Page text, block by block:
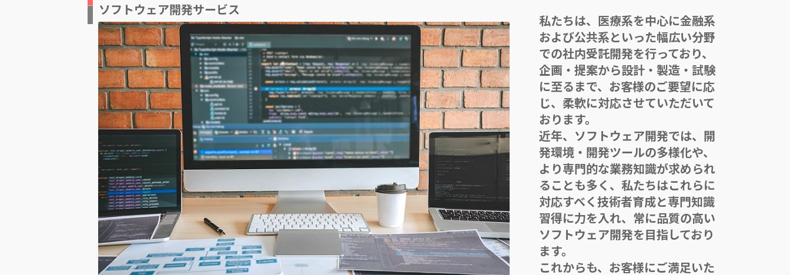
ソフトウェア開発サービス
私たちは、医療系を中心に金融系
および公共系といった幅広い分野
での社内受託開発を行っており、
企画・提案から設計・製造・試験
に至るまで、お客様のご要望に応
じ、柔軟に対応させていただいて
おります。
近年、ソフトウェア開発では、開
発環境・開発ツールの多様化や、
より専門的な業務知識が求められ
ることも多く、私たちはこれらに
対応すべく技術者育成と専門知識
習得に力を入れ、常に品質の高い
ソフトウェア開発を目指しており
ます。
これからも、お客様にご満足いた